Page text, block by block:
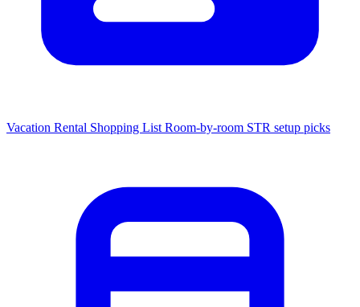
Vacation Rental Shopping List Room-by-room STR setup picks